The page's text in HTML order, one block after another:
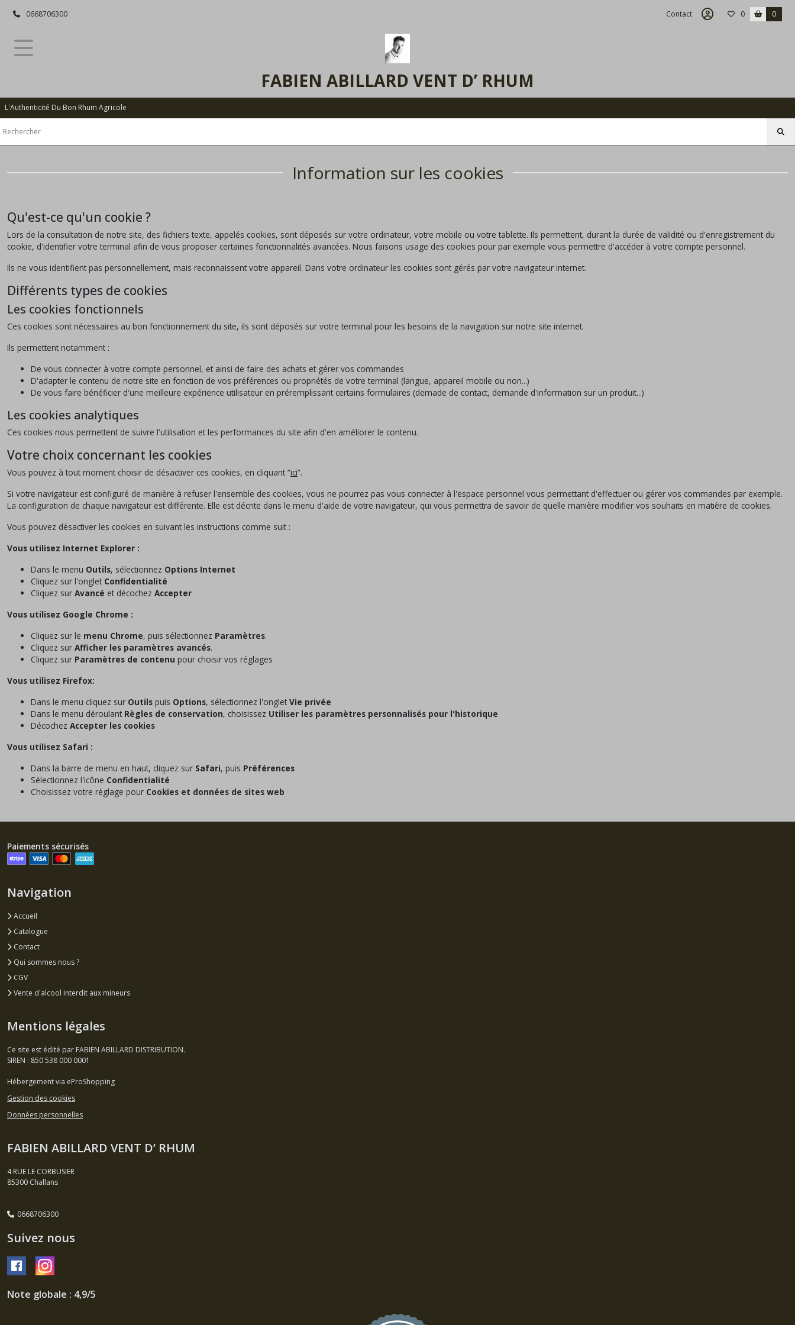
0668706300 Contact 0 0
FABIEN ABILLARD VENT D’ RHUM
L'Authenticité Du Bon Rhum Agricole
Information sur les cookies
Qu'est-ce qu'un cookie ?
Lors de la consultation de notre site, des fichiers texte, appelés cookies, sont déposés sur votre ordinateur, votre mobile ou votre tablette. Ils permettent, durant la durée de validité ou d'enregistrement du
cookie, d'identifier votre terminal afin de vous proposer certaines fonctionnalités avancées. Nous faisons usage des cookies pour par exemple vous permettre d'accéder à votre compte personnel.
Ils ne vous identifient pas personnellement, mais reconnaissent votre appareil. Dans votre ordinateur les cookies sont gérés par votre navigateur internet.
Différents types de cookies
Les cookies fonctionnels
Ces cookies sont nécessaires au bon fonctionnement du site, ils sont déposés sur votre terminal pour les besoins de la navigation sur notre site internet.
Ils permettent notamment :
De vous connecter à votre compte personnel, et ainsi de faire des achats et gérer vos commandes
D'adapter le contenu de notre site en fonction de vos préférences ou propriétés de votre terminal (langue, appareil mobile ou non...)
De vous faire bénéficier d'une meilleure expérience utilisateur en préremplissant certains formulaires (demade de contact, demande d'information sur un produit...)
Les cookies analytiques
Ces cookies nous permettent de suivre l'utilisation et les performances du site afin d'en améliorer le contenu.
Votre choix concernant les cookies
Vous pouvez à tout moment choisir de désactiver ces cookies, en cliquant “ici”.
Si votre navigateur est configuré de manière à refuser l'ensemble des cookies, vous ne pourrez pas vous connecter à l'espace personnel vous permettant d'effectuer ou gérer vos commandes par exemple.
La configuration de chaque navigateur est différente. Elle est décrite dans le menu d'aide de votre navigateur, qui vous permettra de savoir de quelle manière modifier vos souhaits en matière de cookies.
Vous pouvez désactiver les cookies en suivant les instructions comme suit :
Vous utilisez Internet Explorer :
Dans le menu Outils, sélectionnez Options Internet
Cliquez sur l'onglet Confidentialité
Cliquez sur Avancé et décochez Accepter
Vous utilisez Google Chrome :
Cliquez sur le menu Chrome, puis sélectionnez Paramètres.
Cliquez sur Afficher les paramètres avancés.
Cliquez sur Paramètres de contenu pour choisir vos réglages
Vous utilisez Firefox:
Dans le menu cliquez sur Outils puis Options, sélectionnez l'onglet Vie privée
Dans le menu déroulant Règles de conservation, choisissez Utiliser les paramètres personnalisés pour l'historique
Décochez Accepter les cookies
Vous utilisez Safari :
Dans la barre de menu en haut, cliquez sur Safari, puis Préférences
Sélectionnez l'icône Confidentialité
Choisissez votre réglage pour Cookies et données de sites web
Paiements sécurisés
Navigation
Accueil
Catalogue
Contact
Qui sommes nous ?
CGV
Vente d'alcool interdit aux mineurs
Mentions légales
Ce site est édité par FABIEN ABILLARD DISTRIBUTION.
SIREN : 850 538 000 0001
Hébergement via eProShopping
Gestion des cookies
Données personnelles
FABIEN ABILLARD VENT D’ RHUM
4 RUE LE CORBUSIER
85300 Challans
0668706300
Suivez nous
Note globale : 4,9/5